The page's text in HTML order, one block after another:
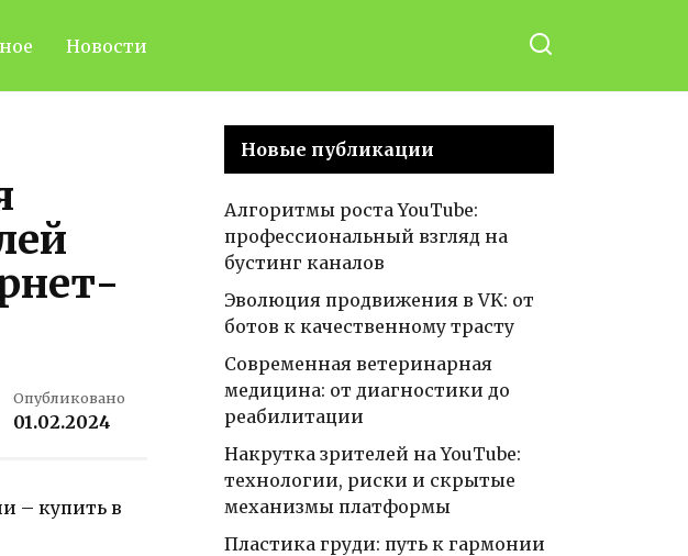
Новости
Опубликовано
01.02.2024
Новые публикации
Алгоритмы роста YouTube:
профессиональный взгляд на
бустинг каналов
Эволюция продвижения в VK: от
ботов к качественному трасту
Современная ветеринарная
медицина: от диагностики до
реабилитации
Накрутка зрителей на YouTube:
технологии, риски и скрытые
механизмы платформы
Пластика груди: путь к гармонии